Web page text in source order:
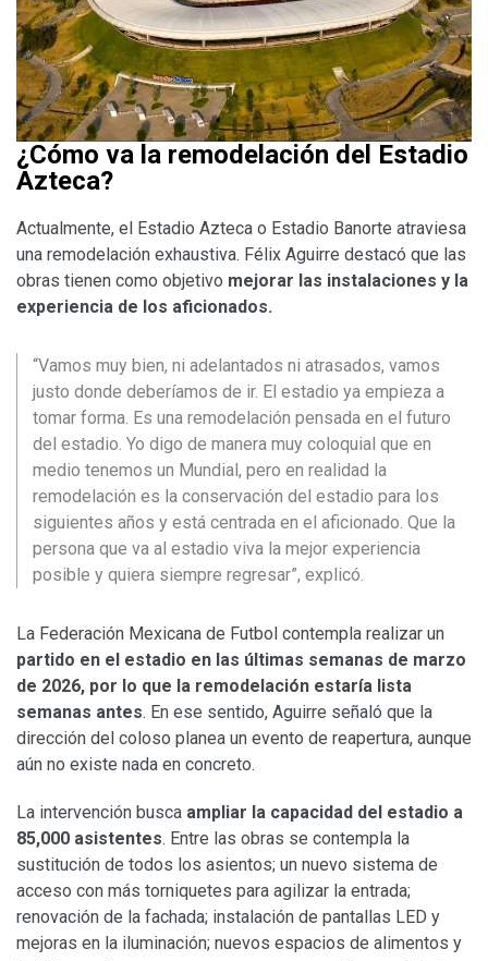
¿Cómo va la remodelación del Estadio
Azteca?
Actualmente, el Estadio Azteca o Estadio Banorte atraviesa
una remodelación exhaustiva. Félix Aguirre destacó que las
obras tienen como objetivo mejorar las instalaciones y la
experiencia de los aficionados.
“Vamos muy bien, ni adelantados ni atrasados, vamos
justo donde deberíamos de ir. El estadio ya empieza a
tomar forma. Es una remodelación pensada en el futuro
del estadio. Yo digo de manera muy coloquial que en
medio tenemos un Mundial, pero en realidad la
remodelación es la conservación del estadio para los
siguientes años y está centrada en el aficionado. Que la
persona que va al estadio viva la mejor experiencia
posible y quiera siempre regresar”, explicó.
La Federación Mexicana de Futbol contempla realizar un
partido en el estadio en las últimas semanas de marzo
de 2026, por lo que la remodelación estaría lista
semanas antes. En ese sentido, Aguirre señaló que la
dirección del coloso planea un evento de reapertura, aunque
aún no existe nada en concreto.
La intervención busca ampliar la capacidad del estadio a
85,000 asistentes. Entre las obras se contempla la
sustitución de todos los asientos; un nuevo sistema de
acceso con más torniquetes para agilizar la entrada;
renovación de la fachada; instalación de pantallas LED y
mejoras en la iluminación; nuevos espacios de alimentos y